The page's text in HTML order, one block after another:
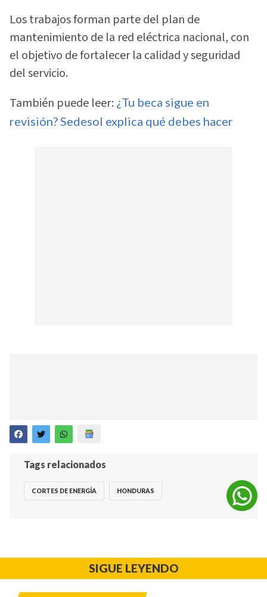
Los trabajos forman parte del plan de
mantenimiento de la red eléctrica nacional, con
el objetivo de fortalecer la calidad y seguridad
del servicio.
También puede leer: ¿Tu beca sigue en
revisión? Sedesol explica qué debes hacer
Tags relacionados
CORTES DE ENERGÍA HONDURAS
SIGUE LEYENDO